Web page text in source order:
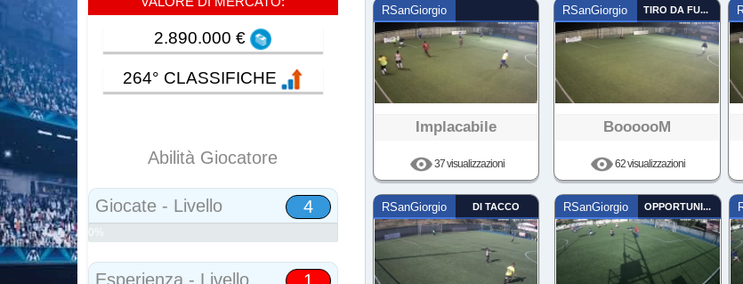
2.890.000 €
264° CLASSIFICHE
Abilità Giocatore
Giocate - Livello 4
0%
Esperienza - Livello
RSanGiorgio
Implacabile
37 visualizzazioni
RSanGiorgio TIRO DA FUORI
BoooooM
62 visualizzazioni
RSanGiorgio DI TACCO RSanGiorgio OPPORTUNISTA